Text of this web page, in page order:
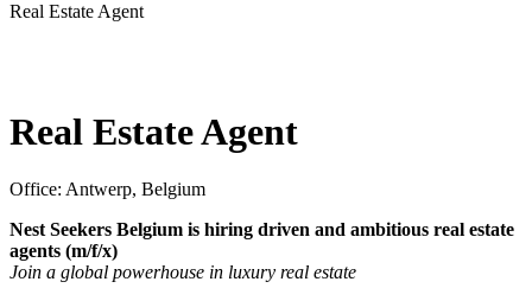
Real Estate Agent
Real Estate Agent
Office: Antwerp, Belgium
Nest Seekers Belgium is hiring driven and ambitious real estate
agents (m/f/x)
Join a global powerhouse in luxury real estate